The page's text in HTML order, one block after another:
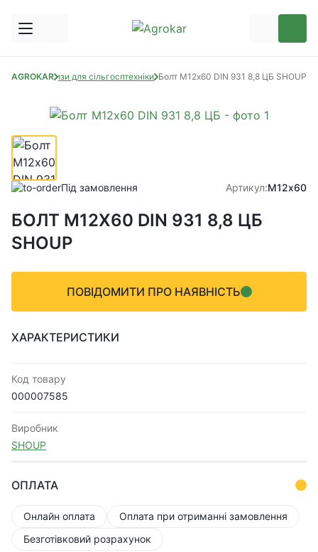
AGROKARМетизи для сільгосптехніки Болт М12х60 DIN 931 8,8 ЦБ SHOUP
Під замовлення Артикул:М12х60
БОЛТ М12Х60 DIN 931 8,8 ЦБ
SHOUP
ПОВІДОМИТИ ПРО НАЯВНІСТЬ
ХАРАКТЕРИСТИКИ
Код товару
000007585
Виробник
SHOUP
ОПЛАТА
Онлайн оплата
Оплата при отриманні замовлення
Безготівковий розрахунок